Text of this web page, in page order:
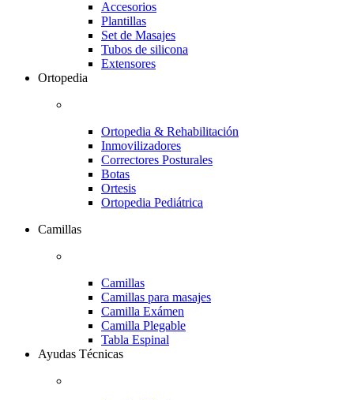
Accesorios
Plantillas
Set de Masajes
Tubos de silicona
Extensores
Ortopedia
Ortopedia & Rehabilitación
Inmovilizadores
Correctores Posturales
Botas
Ortesis
Ortopedia Pediátrica
Camillas
Camillas
Camillas para masajes
Camilla Exámen
Camilla Plegable
Tabla Espinal
Ayudas Técnicas